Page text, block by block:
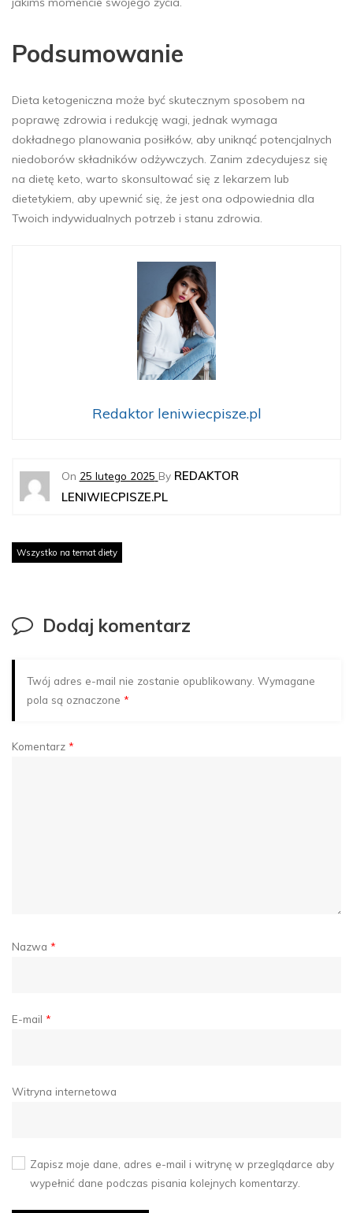
Podsumowanie
Dieta ketogeniczna może być skutecznym sposobem na
poprawę zdrowia i redukcję wagi, jednak wymaga
dokładnego planowania posiłków, aby uniknąć potencjalnych
niedoborów składników odżywczych. Zanim zdecydujesz się
na dietę keto, warto skonsultować się z lekarzem lub
dietetykiem, aby upewnić się, że jest ona odpowiednia dla
Twoich indywidualnych potrzeb i stanu zdrowia.
Redaktor leniwiecpisze.pl
On 25 lutego 2025 By REDAKTOR
LENIWIECPISZE.PL
Wszystko na temat diety
Dodaj komentarz
Twój adres e-mail nie zostanie opublikowany. Wymagane
pola są oznaczone *
Komentarz *
Nazwa *
E-mail *
Witryna internetowa
Zapisz moje dane, adres e-mail i witrynę w przeglądarce aby
wypełnić dane podczas pisania kolejnych komentarzy.